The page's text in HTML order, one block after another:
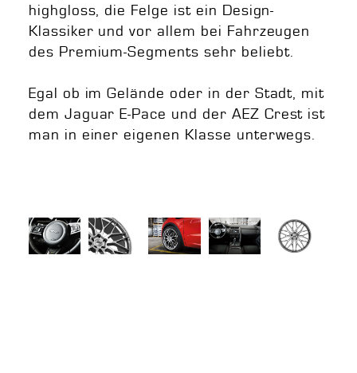
highgloss, die Felge ist ein Design-
Klassiker und vor allem bei Fahrzeugen
des Premium-Segments sehr beliebt.
Egal ob im Gelände oder in der Stadt, mit
dem Jaguar E-Pace und der AEZ Crest ist
man in einer eigenen Klasse unterwegs.